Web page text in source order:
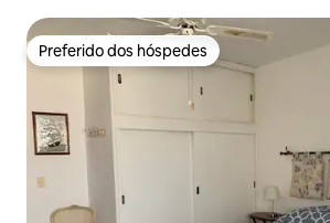
Preferido dos hóspedes
Preferido dos hóspedes